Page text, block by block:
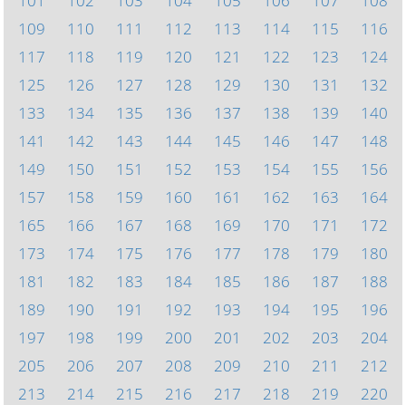
109
110 111 112 113 114 115
116
117
118 119 120 121 122 123
124
125
126 127 128 129 130 131
132
133
134 135 136 137 138 139
140
141
142 143 144 145 146 147
148
149
150 151 152 153 154 155
156
157
158 159 160 161 162 163
164
165
166 167 168 169 170 171
172
173
174 175 176 177 178 179
180
181
182 183 184 185 186 187
188
189
190 191 192 193 194 195
196
197
198 199 200 201 202 203
204
205
206 207 208 209 210 211
212
213
214 215 216 217 218 219
220